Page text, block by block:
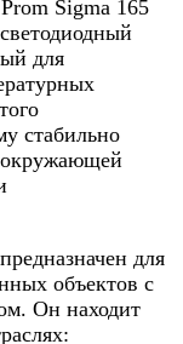
Sigma 165
для
стабильно
окружающей
для
объектов с
Он находит